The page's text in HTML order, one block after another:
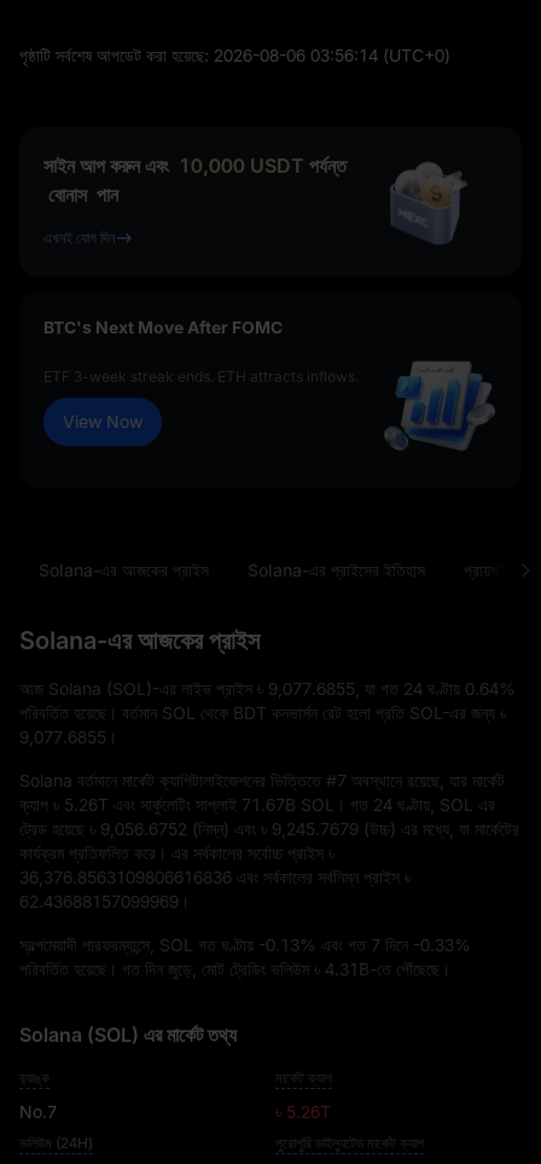
পৃষ্ঠাটি সর্বশেষ আপডেট করা হয়েছে: 2026-08-06 03:56:14 (UTC+0)
সাইন আপ করুন এবং 10,000 USDT পর্যন্ত
বোনাস পান
এখনই যোগ দিন
BTC's Next Move After FOMC
ETF 3-week streak ends. ETH attracts inflows.
View Now
Solana-এর আজকের প্রাইস Solana-এর প্রাইসের ইতিহাস প্রায়শই
Solana-এর আজকের প্রাইস
আজ Solana (SOL)-এর লাইভ প্রাইস ৳ 9,077.6855 , যা গত 24 ঘণ্টায় 0.64%
পরিবর্তিত হয়েছে। বর্তমান SOL থেকে BDT কনভার্সন রেট হলো প্রতি SOL-এর জন্য ৳
9,077.6855 ।
Solana বর্তমানে মার্কেট ক্যাপিটালাইজেশনের ভিত্তিতে #7 অবস্থানে রয়েছে, যার মার্কেট
ক্যাপ ৳ 5.26T এবং সার্কুলেটিং সাপ্লাই 71.67B SOL
। গত 24 ঘণ্টায়, SOL এর
ট্রেড হয়েছে ৳ 9,056.6752 (নিম্ন) এবং ৳ 9,245.7679 (উচ্চ) এর মধ্যে, যা মার্কেটের
কার্যক্রম প্রতিফলিত করে। এর সর্বকালের সর্বোচ্চ প্রাইস ৳
36,376.8563109806616836 এবং সর্বকালের সর্বনিম্ন প্রাইস ৳
62.43688157099969 ।
স্বল্পমেয়াদী পারফরম্যান্সে, SOL গত ঘণ্টায় -0.13% এবং গত 7 দিনে -0.33%
পরিবর্তিত হয়েছে। গত দিন জুড়ে, মোট ট্রেডিং ভলিউম ৳ 4.31B-তে পৌঁছেছে।
Solana (SOL) এর মার্কেট তথ্য
র‍্যাঙ্ক
No.7
মার্কেট ক্যাপ
৳ 5.26T
ভলিউম (24H) পুরোপুরি ডাইল্যুটেড মার্কেট ক্যাপ